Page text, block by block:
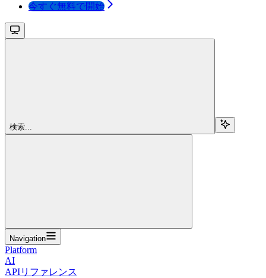
今すぐ無料で開始
検索...
Navigation
Platform
AI
APIリファレンス